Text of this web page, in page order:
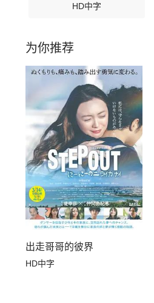
HD中字
为你推荐
出走哥哥的彼界
HD中字